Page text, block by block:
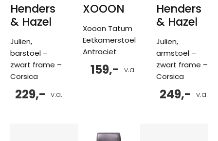
Henders
& Hazel
Julien,
barstoel –
zwart frame –
Corsica
v.a.
229,-
XOOON
Xooon Tatum
Eetkamerstoel
Antraciet
v.a.
159,-
Henders
& Hazel
Julien,
armstoel –
zwart frame –
Corsica
v.a.
249,-